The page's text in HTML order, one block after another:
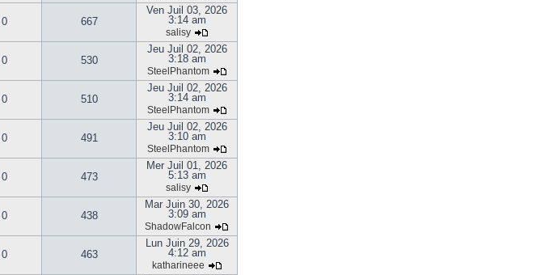
0 667
Ven Juil 03, 2026
3:14 am
salisy
0 530
Jeu Juil 02, 2026
3:18 am
SteelPhantom
0 510
Jeu Juil 02, 2026
3:14 am
SteelPhantom
0 491
Jeu Juil 02, 2026
3:10 am
SteelPhantom
0 473
Mer Juil 01, 2026
5:13 am
salisy
0 438
Mar Juin 30, 2026
3:09 am
ShadowFalcon
0 463
Lun Juin 29, 2026
4:12 am
katharineee